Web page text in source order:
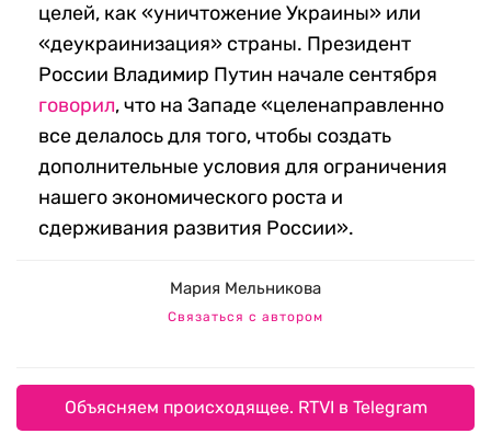
целей, как «уничтожение Украины» или
«деукраинизация» страны. Президент
России Владимир Путин начале сентября
говорил, что на Западе «целенаправленно
все делалось для того, чтобы создать
дополнительные условия для ограничения
нашего экономического роста и
сдерживания развития России».
Мария Мельникова
Связаться с автором
Объясняем происходящее. RTVI в Telegram